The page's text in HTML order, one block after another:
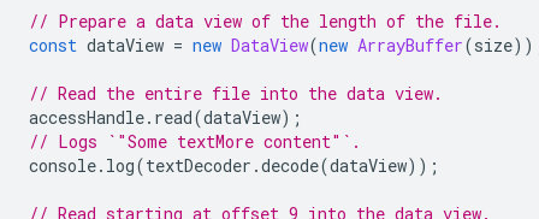
// Prepare a data view of the length of the file.
const dataView = new DataView(new ArrayBuffer(size
// Read the entire file into the data view.
accessHandle. read(dataView);
// Logs `"Some textMore content"`.
console. log(textDecoder .decode(dataView));
// Read starting at offset 9 into the data view.